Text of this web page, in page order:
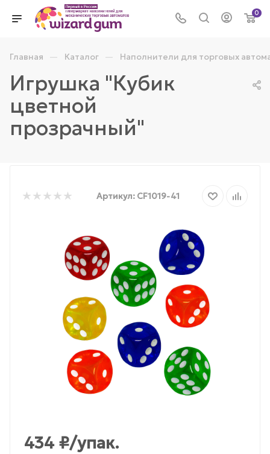
0
Главная — Каталог — Наполнители для торговых
Игрушка "Кубик
цветной
прозрачный"
Артикул: CF1019-41
434 ₽/упак.